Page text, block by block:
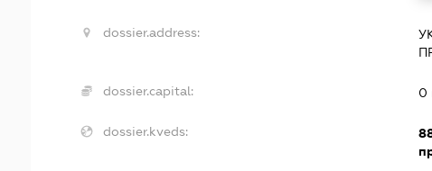
dossier.address:
dossier.capital: 0
dossier.kveds: